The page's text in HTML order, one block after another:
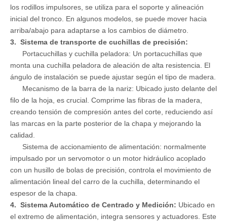
los rodillos impulsores, se utiliza para el soporte y alineación
inicial del tronco. En algunos modelos, se puede mover hacia
arriba/abajo para adaptarse a los cambios de diámetro.
3. Sistema de transporte de cuchillas de precisión:
Portacuchillas y cuchilla peladora: Un portacuchillas que
monta una cuchilla peladora de aleación de alta resistencia. El
ángulo de instalación se puede ajustar según el tipo de madera.
Mecanismo de la barra de la nariz: Ubicado justo delante del
filo de la hoja, es crucial. Comprime las fibras de la madera,
creando tensión de compresión antes del corte, reduciendo así
las marcas en la parte posterior de la chapa y mejorando la
calidad.
Sistema de accionamiento de alimentación: normalmente
impulsado por un servomotor o un motor hidráulico acoplado
con un husillo de bolas de precisión, controla el movimiento de
alimentación lineal del carro de la cuchilla, determinando el
espesor de la chapa.
4. Sistema Automático de Centrado y Medición: Ubicado en
el extremo de alimentación, integra sensores y actuadores. Este